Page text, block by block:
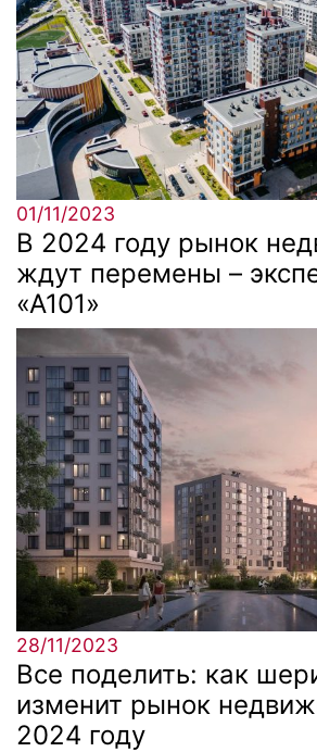
01/11/2023
В 2024 году рынок
ждут перемены –
«А101»
28/11/2023
Все поделить: как
изменит рынок
2024 году